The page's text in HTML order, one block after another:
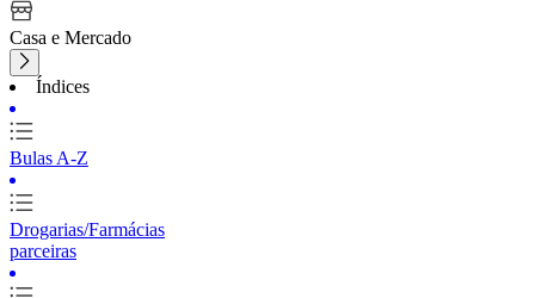
Casa e Mercado
Índices
Bulas A-Z
Drogarias/Farmácias
parceiras